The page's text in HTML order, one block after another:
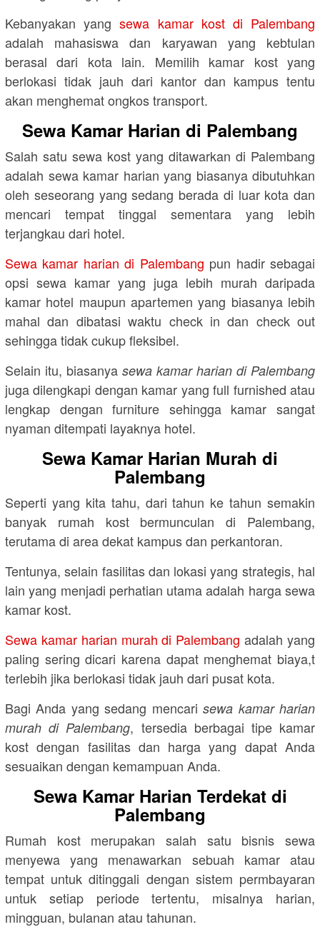
Kebanyakan yangsewa kamar kost di Palembang
adalah mahasiswa dan karyawan yang kebtulan
berasal dari kota lain. Memilih kamar kost yang
berlokasi tidak jauh dari kantor dan kampus tentu
akan menghemat ongkos transport.
Sewa Kamar Harian di Palembang
Salah satu sewa kost yang ditawarkan di Palembang
adalah sewa kamar harian yang biasanya dibutuhkan
oleh seseorang yang sedang berada di luar kota dan
mencari tempat tinggal sementara yang lebih
terjangkau dari hotel.
Sewa kamar harian di Palembang pun hadir sebagai
opsi sewa kamar yang juga lebih murah daripada
kamar hotel maupun apartemen yang biasanya lebih
mahal dan dibatasi waktu check in dan check out
sehingga tidak cukup fleksibel.
Selain itu, biasanya sewa kamar harian di Palembang
juga dilengkapi dengan kamar yang full furnished atau
lengkap dengan furniture sehingga kamar sangat
nyaman ditempati layaknya hotel.
Sewa Kamar Harian Murah di
Palembang
Seperti yang kita tahu, dari tahun ke tahun semakin
banyak rumah kost bermunculan di Palembang,
terutama di area dekat kampus dan perkantoran.
Tentunya, selain fasilitas dan lokasi yang strategis, hal
lain yang menjadi perhatian utama adalah harga sewa
kamar kost.
Sewa kamar harian murah di Palembang adalah yang
paling sering dicari karena dapat menghemat biaya,t
terlebih jika berlokasi tidak jauh dari pusat kota.
Bagi Anda yang sedang mencarisewa kamar harian
murah di Palembang, tersedia berbagai tipe kamar
kost dengan fasilitas dan harga yang dapat Anda
sesuaikan dengan kemampuan Anda.
Sewa Kamar Harian Terdekat di
Palembang
Rumah kost merupakan salah satu bisnis sewa
menyewa yang menawarkan sebuah kamar atau
tempat untuk ditinggali dengan sistem permbayaran
untuk setiap periode tertentu, misalnya harian,
mingguan, bulanan atau tahunan.